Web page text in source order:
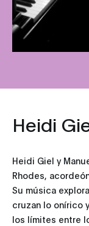
Heidi
‎Heidi Giel y
Rhodes,
Su música
cruzan lo onírico
los límites entre